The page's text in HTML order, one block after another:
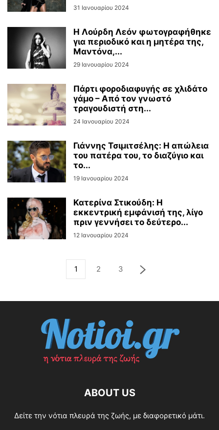
31 Ιανουαρίου 2024
H Λούρδη Λεόν φωτογραφήθηκε
για περιοδικό και η μητέρα της,
Μαντόνα,...
29 Ιανουαρίου 2024
Πάρτι φοροδιαφυγής σε χλιδάτο
γάμο – Από τον γνωστό
τραγουδιστή στη...
24 Ιανουαρίου 2024
Γιάννης Τσιμιτσέλης: Η απώλεια
του πατέρα του, το διαζύγιο και
το...
19 Ιανουαρίου 2024
Κατερίνα Στικούδη: Η
εκκεντρική εμφάνισή της, λίγο
πριν γεννήσει το δεύτερο...
12 Ιανουαρίου 2024
1 2 3
ABOUT US
Δείτε την νότια πλευρά της ζωής, με διαφορετικό μάτι.